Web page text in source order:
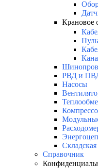
Крановое
РВД и
Насосы
Справочник